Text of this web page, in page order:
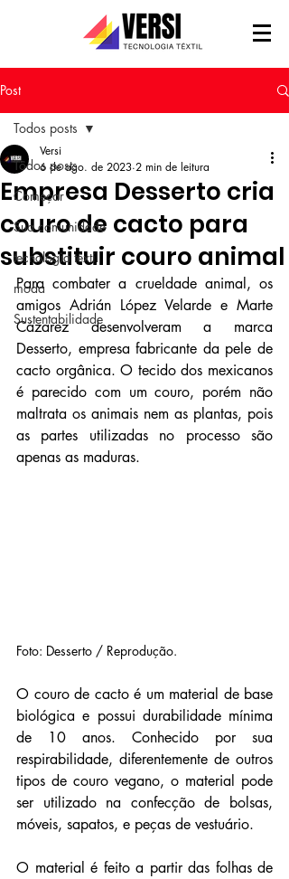
Post
Todos posts
Começar
Sua comunidade
tecnologia têxtil
moda
Sustentabilidade
Todos posts
Empresa Desserto cria
couro de cacto para
substituir couro animal
Versi
6 de ago. de 2023 2 min de leitura
Para combater a crueldade animal, os
amigos Adrián López Velarde e Marte
Cázarez desenvolveram a marca
Desserto, empresa fabricante da pele de
cacto orgânica. O tecido dos mexicanos
é parecido com um couro, porém não
maltrata os animais nem as plantas, pois
as partes utilizadas no processo são
apenas as maduras.
Foto: Desserto / Reprodução.
O couro de cacto é um material de base
biológica e possui durabilidade mínima
de 10 anos. Conhecido por sua
respirabilidade, diferentemente de outros
tipos de couro vegano, o material pode
ser utilizado na confecção de bolsas,
móveis, sapatos, e peças de vestuário.
O material é feito a partir das folhas de